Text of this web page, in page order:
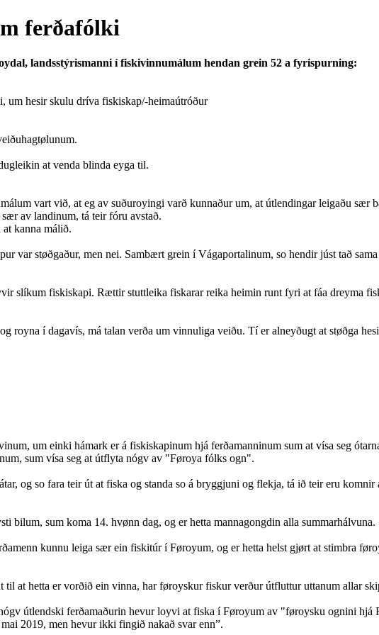
ferðafólki
landsstýrismanni í fiskivinnumálum hendan grein 52 a fyrispurning:
um hesir skulu dríva fiskiskap/-heimaútróður
at venda blinda eyga til.
vart við, at eg av suðuroyingi varð kunnaður um, at útlendingar leigaðu
av landinum, tá teir fóru avstað.
kanna málið.
var støðgaður, men nei. Sambært grein í Vágaportalinum, so hendir júst tað
slíkum fiskiskapi. Rættir stuttleika fiskarar reika heimin runt fyri at fáa dreyma
royna í dagavís, má talan verða um vinnuliga veiðu. Tí er alneyðugt at støðga
um einki hámark er á fiskiskapinum hjá ferðamanninum sum at vísa seg
sum vísa seg at útflyta nógv av "Føroya fólks ogn".
og so fara teir út at fiska og standa so á bryggjuni og flekja, tá ið teir eru
bilum, sum koma 14. hvønn dag, og er hetta mannagongdin alla summarhálvuna.
kunnu leiga sær ein fiskitúr í Føroyum, og er hetta helst gjørt at stimbra
at hetta er vorðið ein vinna, har føroyskur fiskur verður útfluttur uttanum allar
útlendski ferðamaðurin hevur loyvi at fiska í Føroyum av "føroysku ognini
2019, men hevur ikki fingið nakað svar enn”.